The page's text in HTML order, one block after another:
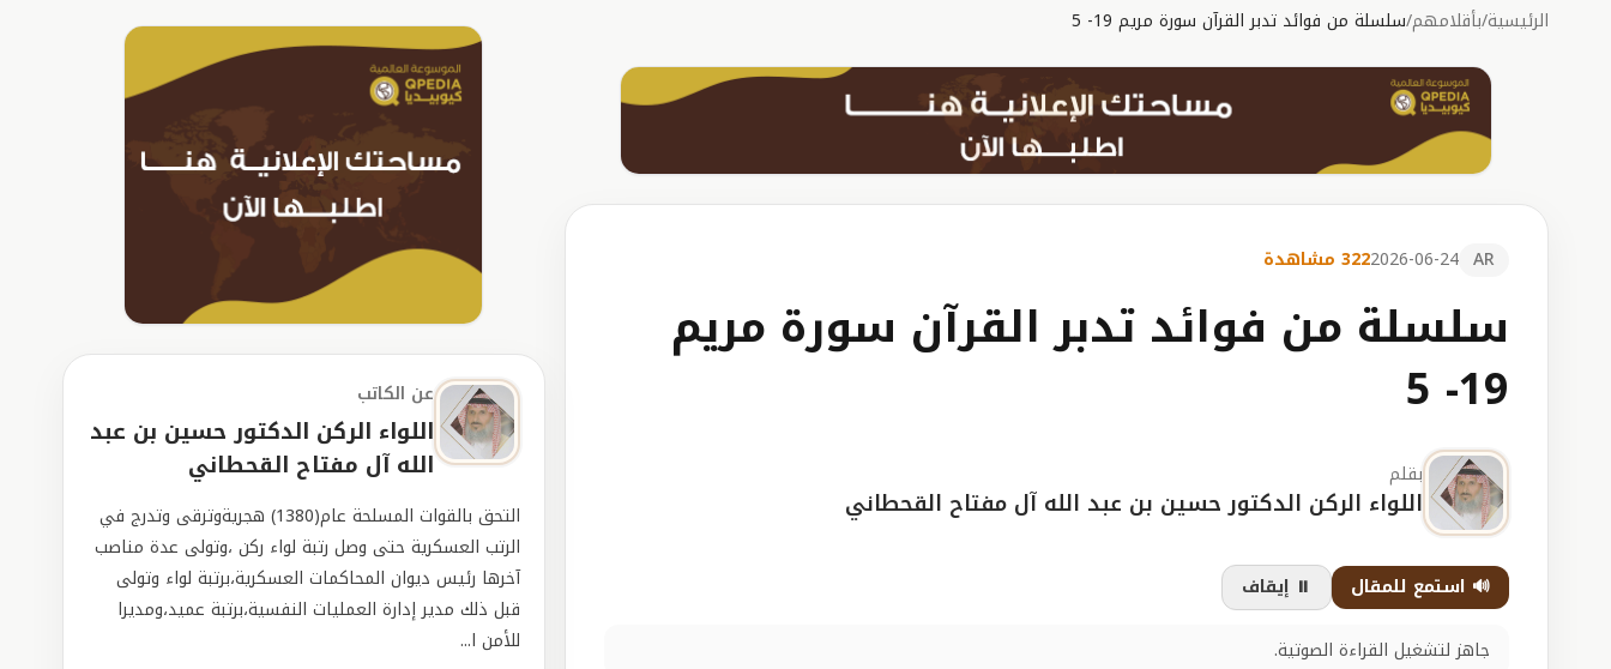
الرئيسية/بأقلامهم/سلسلة من فوائد تدبر القرآن سورة مريم 19- 5
AR
2026-06-24322 مشاهدة
سلسلة من فوائد تدبر القرآن سورة مريم
19- 5
بقلم
اللواء الركن الدكتور حسين بن عبد الله آل مفتاح القحطاني
🔊 استمع للمقال
⏸️ إيقاف
جاهز لتشغيل القراءة الصوتية.
عن الكاتب
اللواء الركن الدكتور حسين بن عبد
الله آل مفتاح القحطاني
التحق بالقوات المسلحة عام(1380) هجريةوترقى وتدرج في
الرتب العسكرية حتى وصل رتبة لواء ركن ،وتولى عدة مناصب
آخرها رئيس ديوان المحاكمات العسكرية،برتبة لواء وتولى
قبل ذلك مدير إدارة العمليات النفسية،برتبة عميد،ومديرا
للأمن ا...